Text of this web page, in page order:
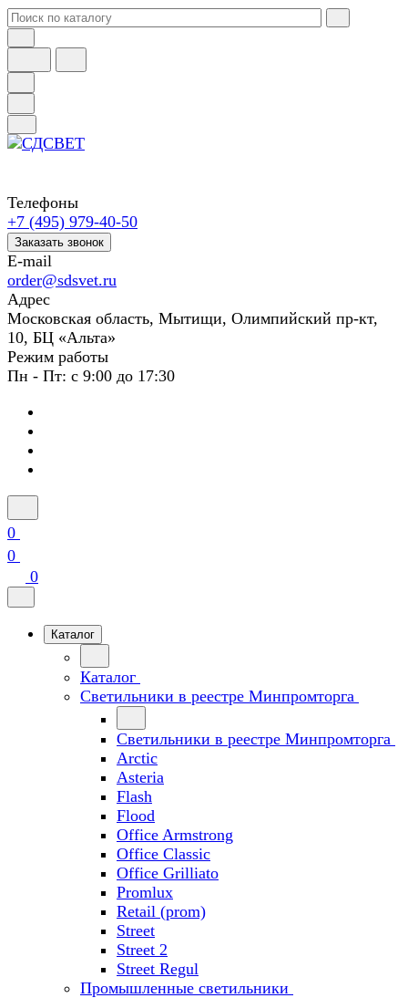
Телефоны
+7 (495) 979-40-50
Заказать звонок
E-mail
order@sdsvet.ru
Адрес
Московская область, Мытищи, Олимпийский пр-кт,
10, БЦ «Альта»
Режим работы
Пн - Пт: с 9:00 до 17:30
0
0
0
Каталог
Каталог
Светильники в реестре Минпромторга
Светильники в реестре Минпромторга
Arctic
Asteria
Flash
Flood
Office Armstrong
Office Classic
Office Grilliato
Promlux
Retail (prom)
Street
Street 2
Street Regul
Промышленные светильники